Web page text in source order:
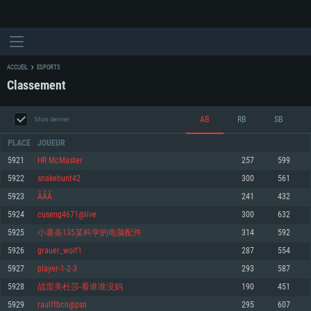
CONFIGURATION SYSTÈME REQUISE
Pour PC
Minimum
OS: Windows 10 (64 bit)
Processeur: Dual-Core 2.2 GHz
Minimum
OS: Mac OS Big Sur 11.0 ou plus récent
Processeur: Core i5, minimum 2.2GHz (Les processeurs Intel Xeon ne sont
Minimum
OS: Les configurations Linux 64 bits les plus modernes
Processeur: Dual-Core 2.4 GHz
ACCUEIL ESPORTS
Classement
Mois dernier AB RB SB
PLACE JOUEUR
5921 HR McMaster 257 599
5922 snakehunt42 300 561
5923 ÅÅÅ 241 432
5924 cuseng4671@live 300 632
5925 小薯条135某科学的电脑配件 314 592
5926 grauer_wolf1 287 554
5927 player-1-2-3 293 587
5928 战雷美杜莎-看谁谁没妈 190 451
5929 raulffbcn@psn 295 607